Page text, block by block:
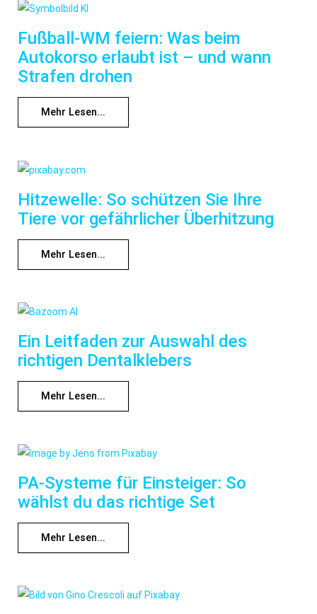
Fußball-WM feiern: Was beim
Autokorso erlaubt ist – und wann
Strafen drohen
Mehr Lesen...
Hitzewelle: So schützen Sie Ihre
Tiere vor gefährlicher Überhitzung
Mehr Lesen...
Ein Leitfaden zur Auswahl des
richtigen Dentalklebers
Mehr Lesen...
PA-Systeme für Einsteiger: So
wählst du das richtige Set
Mehr Lesen...